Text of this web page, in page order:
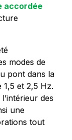
accordée
modes de
pont dans la
et 2,5 Hz.
des
une
tout